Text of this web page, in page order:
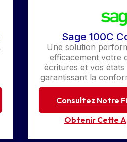
Sage 100C
Une solution
efficacement votre
écritures et vos
garantissant la
Consultez Notre
Obtenir Cette